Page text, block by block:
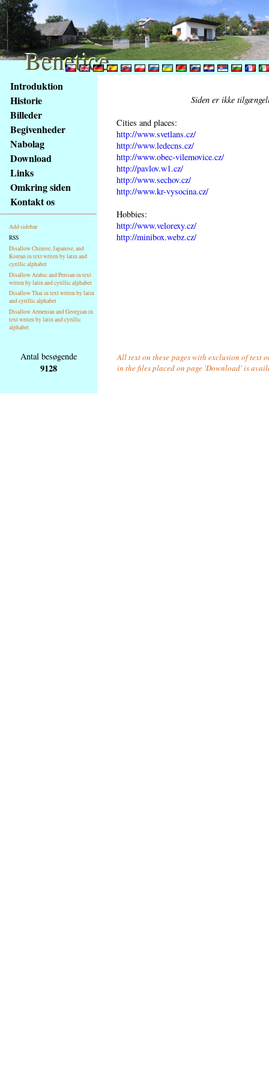
obsah
stránky
Klávesové
zkratky
tomto
webu
základní
Hlavní
strana
Introduktion
Historie
Billeder
Begivenheder
Nabolag
Download
Links
Omkring siden
Kontakt os
Add sidebar
RSS
Disallow Chinese, Japanese, and
Korean in text writen by latin and
cyrillic alphabet
Disallow Arabic and Persian in text
writen by latin and cyrillic alphabet
Disallow Thai in text writen by latin
and cyrillic alphabet
Disallow Armenian and Georgian in
text writen by latin and cyrillic
alphabet
Siden er ikke
Cities and places:
http://www.svetlans.cz/
http://www.ledecns.cz/
http://www.obec-vilemovice.cz/
http://pavlov.w1.cz/
http://www.sechov.cz/
http://www.kr-vysocina.cz/
Hobbies:
http://www.velorexy.cz/
http://minibox.webz.cz/
Antal besøgende
9128
All text on these pages with exclusion of text
in the files placed on page 'Download' is
Benetice
Benetice